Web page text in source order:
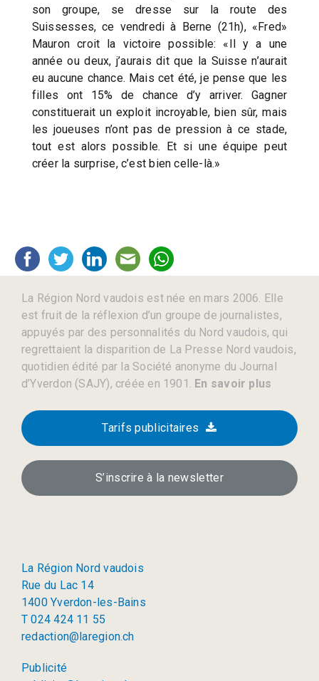
son groupe, se dresse sur la route des
Suissesses, ce vendredi à Berne (21h), «Fred»
Mauron croit la victoire possible: «Il y a une
année ou deux, j’aurais dit que la Suisse n’aurait
eu aucune chance. Mais cet été, je pense que les
filles ont 15% de chance d’y arriver. Gagner
constituerait un exploit incroyable, bien sûr, mais
les joueuses n’ont pas de pression à ce stade,
tout est alors possible. Et si une équipe peut
créer la surprise, c’est bien celle-là.»
La Région Nord vaudois est née en mars 2006. Elle
est fruit de la réflexion d’un groupe de journalistes,
appuyés par des personnalités du Nord vaudois, qui
regrettaient la disparition de La Presse Nord vaudois,
quotidien édité par la Société anonyme du Journal
d’Yverdon (SAJY), créée en 1901. En savoir plus
Tarifs publicitaires
S’inscrire à la newsletter
La Région Nord vaudois
Rue du Lac 14
1400 Yverdon-les-Bains
T 024 424 11 55
redaction@laregion.ch
Publicité